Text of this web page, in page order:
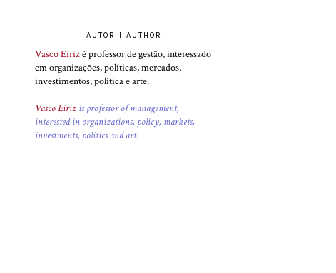
AUTOR I AUTHOR
Vasco Eirizé professor de gestão, interessado
em organizações, políticas, mercados,
investimentos, política e arte.
Vasco Eiriz is professor of management,
interested in organizations, policy, markets,
investments, politics and art.